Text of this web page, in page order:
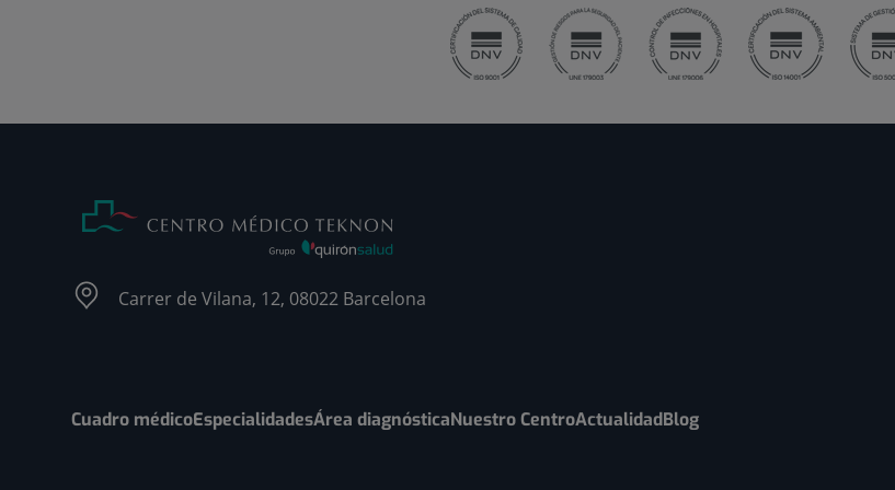
Carrer de Vilana, 12, 08022 Barcelona
Cuadro médicoEspecialidadesÁrea diagnósticaNuestro CentroActualidadBlog